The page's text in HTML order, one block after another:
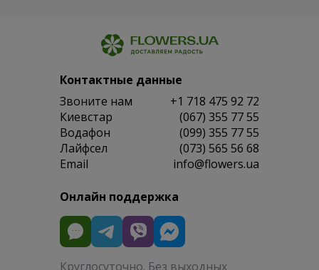
Контактные данные
Звоните нам
+1 718 475 92 72
Киевстар
(067) 355 77 55
Водафон
(099) 355 77 55
Лайфсел
(073) 565 56 68
Email
info@flowers.ua
Онлайн поддержка
Круглосуточно. Без выходных